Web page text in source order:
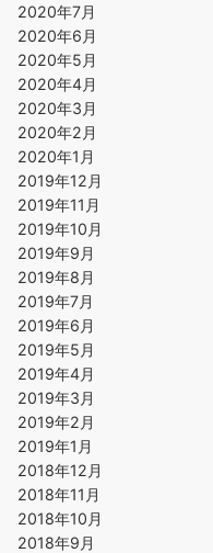
2020年7月
2020年6月
2020年5月
2020年4月
2020年3月
2020年2月
2020年1月
2019年12月
2019年11月
2019年10月
2019年9月
2019年8月
2019年7月
2019年6月
2019年5月
2019年4月
2019年3月
2019年2月
2019年1月
2018年12月
2018年11月
2018年10月
2018年9月